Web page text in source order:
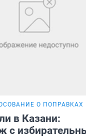
О ПОПРАВКАХ
в Казани:
с